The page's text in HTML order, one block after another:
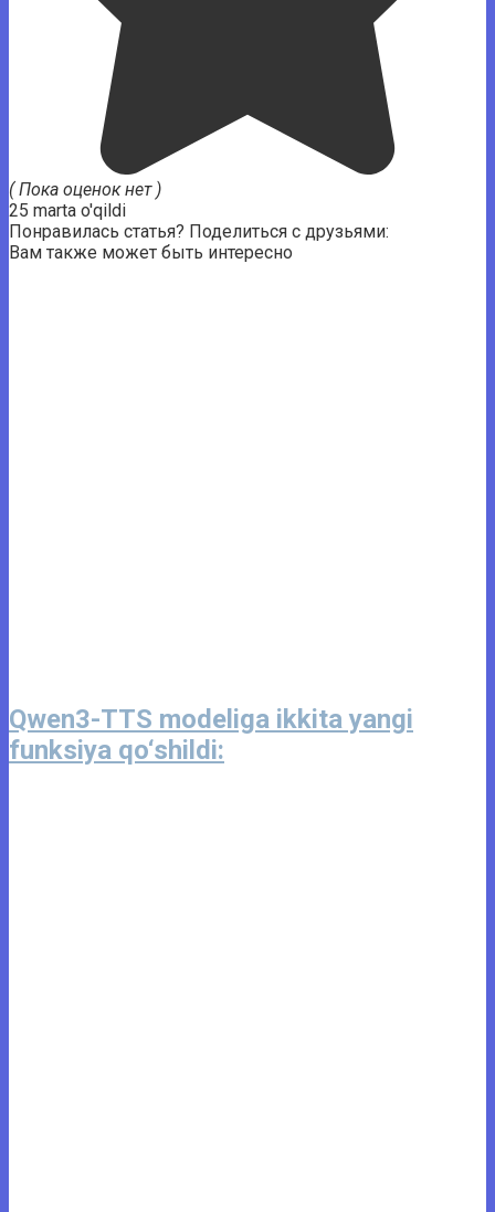
( Пока оценок нет )
25 marta o'qildi
Понравилась статья? Поделиться с друзьями:
Вам также может быть интересно
Qwen3-TTS modeliga ikkita yangi
funksiya qo‘shildi: